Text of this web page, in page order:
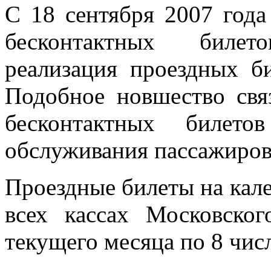
С 18 сентября 2007
бесконтактных
реализация проездных
Подобное новшество
бесконтактных
обслуживания
Проездные билеты на
всех кассах
текущего месяца по 8